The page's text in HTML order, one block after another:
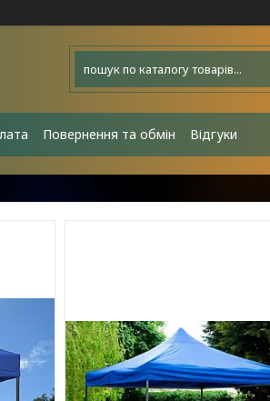
Повернення та обмін Відгуки